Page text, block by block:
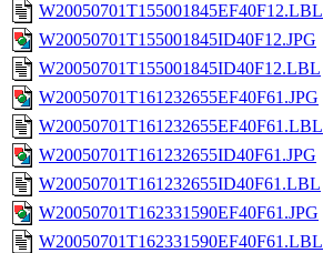
W20050701T155001845EF40F12.LBL
W20050701T155001845ID40F12.JPG
W20050701T155001845ID40F12.LBL
W20050701T161232655EF40F61.JPG
W20050701T161232655EF40F61.LBL
W20050701T161232655ID40F61.JPG
W20050701T161232655ID40F61.LBL
W20050701T162331590EF40F61.JPG
W20050701T162331590EF40F61.LBL